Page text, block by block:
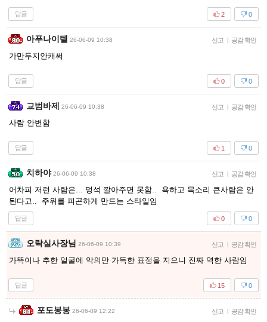
답글 0
2
아푸나이텔 26-06-09 10:38 신고 | 공감 확인
가만두지안캐써
답글 0
0
교범바제 26-06-09 10:38 신고 | 공감 확인
사람 안변함
답글 0
1
치하야 26-06-09 10:38 신고 | 공감 확인
어차피 저런 사람은... 멍석 깔아주면 못함.. 욕하고 목소리 큰사람은 안
된다고.. 주위를 피곤하게 만드는 스타일임
답글 0
0
오락실사장님 26-06-09 10:39 신고 | 공감 확인
가뜩이나 추한 얼굴에 악의만 가득한 표정을 지으니 진짜 역한 사람임
답글 0
15
포도봉봉 26-06-09 12:22 신고 | 공감 확인